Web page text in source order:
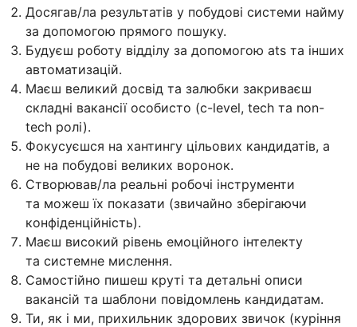
Досягав/ла результатів у побудові системи найму
за допомогою прямого пошуку.
Будуєш роботу відділу за допомогою ats та інших
автоматизацій.
Маєш великий досвід та залюбки закриваєш
складні вакансії особисто (c-level, tech та non-
tech ролі).
Фокусуєшся на хантингу цільових кандидатів, а
не на побудові великих воронок.
Створював/ла реальні робочі інструменти
та можеш їх показати (звичайно зберігаючи
конфіденційність).
Маєш високий рівень емоційного інтелекту
та системне мислення.
Самостійно пишеш круті та детальні описи
вакансій та шаблони повідомлень кандидатам.
Ти, як і ми, прихильник здорових звичок (куріння